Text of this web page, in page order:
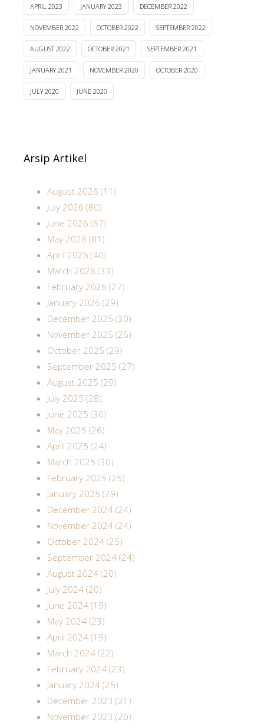
APRIL 2023 JANUARY 2023 DECEMBER 2022
NOVEMBER 2022 OCTOBER 2022 SEPTEMBER 2022
AUGUST 2022 OCTOBER 2021 SEPTEMBER 2021
JANUARY 2021 NOVEMBER 2020 OCTOBER 2020
JULY 2020 JUNE 2020
Arsip Artikel
August 2026 (11)
July 2026 (80)
June 2026 (67)
May 2026 (81)
April 2026 (40)
March 2026 (33)
February 2026 (27)
January 2026 (29)
December 2025 (30)
November 2025 (26)
October 2025 (29)
September 2025 (27)
August 2025 (29)
July 2025 (28)
June 2025 (30)
May 2025 (26)
April 2025 (24)
March 2025 (30)
February 2025 (25)
January 2025 (29)
December 2024 (24)
November 2024 (24)
October 2024 (25)
September 2024 (24)
August 2024 (20)
July 2024 (20)
June 2024 (19)
May 2024 (23)
April 2024 (19)
March 2024 (22)
February 2024 (23)
January 2024 (25)
December 2023 (21)
November 2023 (20)